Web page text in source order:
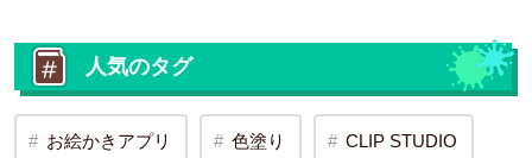
人気のタグ
お絵かきアプリ 色塗り CLIP STUDIO